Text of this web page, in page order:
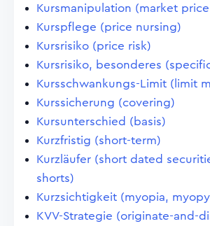
Kursmanipulation (market
Kurspflege (price nursing)
Kursrisiko (price risk)
Kursrisiko, besonderes
Kursschwankungs-Limit (limit
Kurssicherung (covering)
Kursunterschied (basis)
Kurzfristig (short-term)
Kurzläufer (short dated
shorts)
Kurzsichtigkeit (myopia,
KVV-Strategie (originate-and-